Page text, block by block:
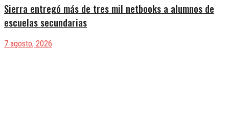
Sierra entregó más de tres mil netbooks a alumnos de
escuelas secundarias
7 agosto, 2026